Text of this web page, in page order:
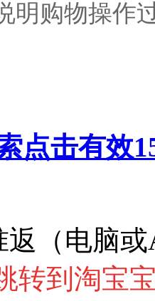
明购物操作
点击有效
返
（电脑
转到淘宝